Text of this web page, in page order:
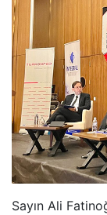
Sayın Ali